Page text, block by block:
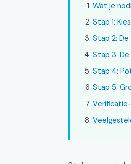
Wat je
Stap 1:
Stap 2:
Stap 3:
Stap 4:
Stap 5: